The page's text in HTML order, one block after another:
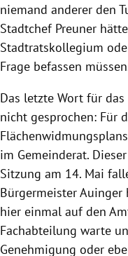
niemand anderer den
Stadtchef Preuner
Stadtratskollegium
Frage befassen
Das letzte Wort für
nicht gesprochen: Für
im Gemeinderat.
Sitzung am 14. Mai
Bürgermeister Auinger
hier einmal auf den
Fachabteilung warte
Genehmigung oder